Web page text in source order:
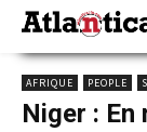
AFRIQUE PEOPLE
Niger : En